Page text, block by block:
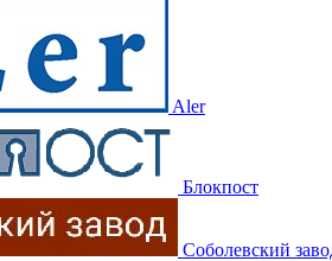
Aler
Блокпост
Соболевский